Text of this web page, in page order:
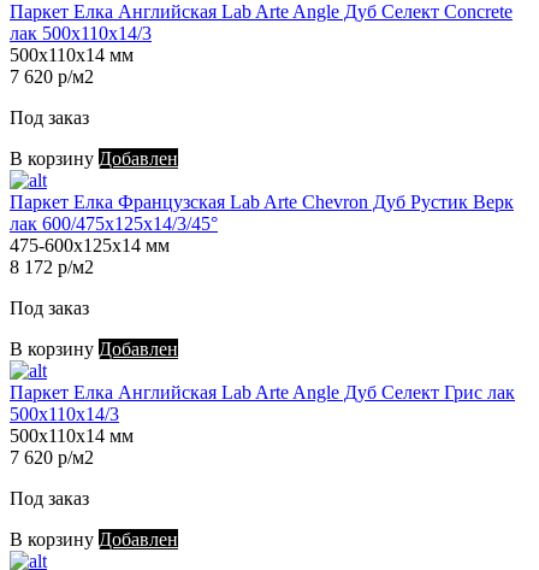
Паркет Елка Английская Lab Arte Angle Дуб Селект Concrete
лак 500х110х14/3
500х110х14 мм
7 620 р/м2
Под заказ
В корзину Добавлен
Паркет Елка Французская Lab Arte Chevron Дуб Рустик Верк
лак 600/475х125х14/3/45°
475-600х125х14 мм
8 172 р/м2
Под заказ
В корзину Добавлен
Паркет Елка Английская Lab Arte Angle Дуб Селект Грис лак
500х110х14/3
500х110х14 мм
7 620 р/м2
Под заказ
В корзину Добавлен